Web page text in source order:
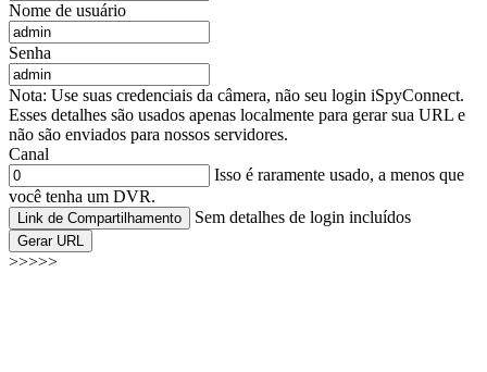
Nome de usuário
Senha
Nota: Use suas credenciais da câmera, não seu login iSpyConnect.
Esses detalhes são usados apenas localmente para gerar sua URL e
não são enviados para nossos servidores.
Canal
Isso é raramente usado, a menos que
você tenha um DVR.
Link de Compartilhamento Sem detalhes de login incluídos
Gerar URL
>>>>>